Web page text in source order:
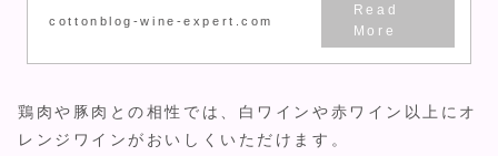
cottonblog-wine-expert.com
鶏肉や豚肉との相性では、白ワインや赤ワイン以上にオ
レンジワインがおいしくいただけます。